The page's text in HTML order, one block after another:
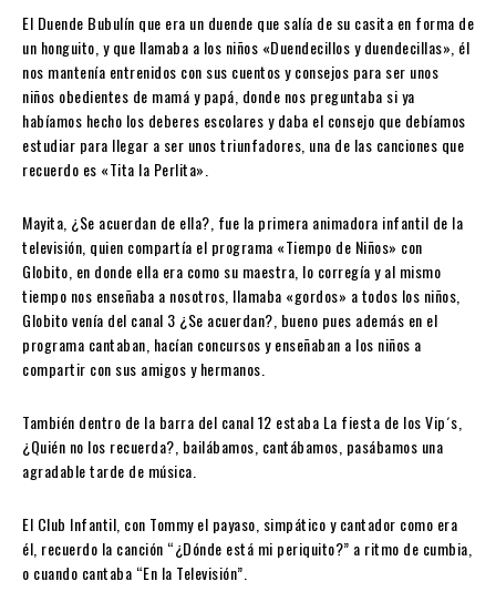
El Duende Bubulín que era un duende que salía de su casita en forma de
un honguito, y que llamaba a los niños «Duendecillos y duendecillas», él
nos mantenía entrenidos con sus cuentos y consejos para ser unos
niños obedientes de mamá y papá, donde nos preguntaba si ya
habíamos hecho los deberes escolares y daba el consejo que debíamos
estudiar para llegar a ser unos triunfadores, una de las canciones que
recuerdo es «Tita la Perlita».
Mayita, ¿Se acuerdan de ella?, fue la primera animadora infantil de la
televisión, quien compartía el programa «Tiempo de Niños» con
Globito, en donde ella era como su maestra, lo corregía y al mismo
tiempo nos enseñaba a nosotros, llamaba «gordos» a todos los niños,
Globito venía del canal 3 ¿Se acuerdan?, bueno pues además en el
programa cantaban, hacían concursos y enseñaban a los niños a
compartir con sus amigos y hermanos.
También dentro de la barra del canal 12 estaba La fiesta de los Vip´s,
¿Quién no los recuerda?, bailábamos, cantábamos, pasábamos una
agradable tarde de música.
El Club Infantil, con Tommy el payaso, simpático y cantador como era
él, recuerdo la canción “¿Dónde está mi periquito?” a ritmo de cumbia,
o cuando cantaba “En la Televisión”.